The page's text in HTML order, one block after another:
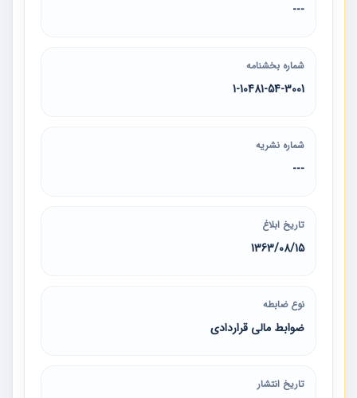
---
شماره بخشنامه
1-10481-54-3001
شماره نشریه
---
تاریخ ابلاغ
1363/08/15
نوع ضابطه
ضوابط مالی قراردادی
تاریخ انتشار